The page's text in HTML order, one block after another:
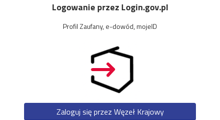
Logowanie przez Login.gov.pl
Profil Zaufany, e-dowód, mojeID
Zaloguj się przez Węzeł Krajowy